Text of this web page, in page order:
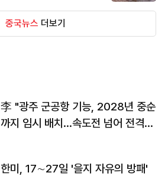
중국뉴스 더보기
李 "광주 군공항 기능, 2028년 중순
까지 임시 배치…속도전 넘어 전격
한미, 17∼27일 '을지 자유의 방패'